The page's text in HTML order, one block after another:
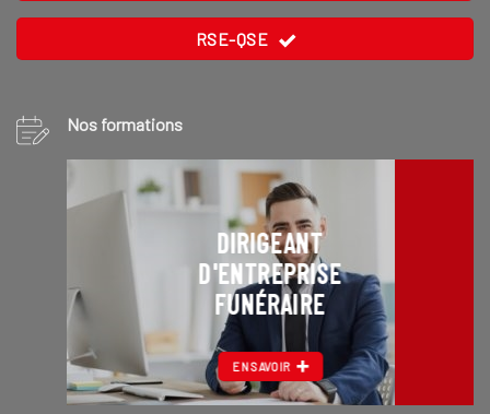
RSE-QSE
Nos formations
DIRIGEANT
D'ENTREPRISE
FUNÉRAIRE
EN SAVOIR